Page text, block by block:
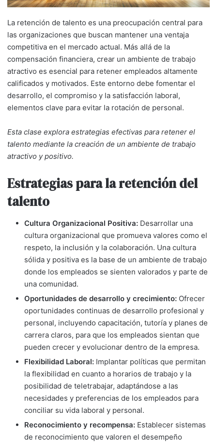
La retención de talento es una preocupación central para
las organizaciones que buscan mantener una ventaja
competitiva en el mercado actual. Más allá de la
compensación financiera, crear un ambiente de trabajo
atractivo es esencial para retener empleados altamente
calificados y motivados. Este entorno debe fomentar el
desarrollo, el compromiso y la satisfacción laboral,
elementos clave para evitar la rotación de personal.
Esta clase explora estrategias efectivas para retener el
talento mediante la creación de un ambiente de trabajo
atractivo y positivo.
Estrategias para la retención del
talento
Cultura Organizacional Positiva: Desarrollar una
cultura organizacional que promueva valores como el
respeto, la inclusión y la colaboración. Una cultura
sólida y positiva es la base de un ambiente de trabajo
donde los empleados se sienten valorados y parte de
una comunidad.
Oportunidades de desarrollo y crecimiento: Ofrecer
oportunidades continuas de desarrollo profesional y
personal, incluyendo capacitación, tutoría y planes de
carrera claros, para que los empleados sientan que
pueden crecer y evolucionar dentro de la empresa.
Flexibilidad Laboral: Implantar políticas que permitan
la flexibilidad en cuanto a horarios de trabajo y la
posibilidad de teletrabajar, adaptándose a las
necesidades y preferencias de los empleados para
conciliar su vida laboral y personal.
Reconocimiento y recompensa: Establecer sistemas
de reconocimiento que valoren el desempeño